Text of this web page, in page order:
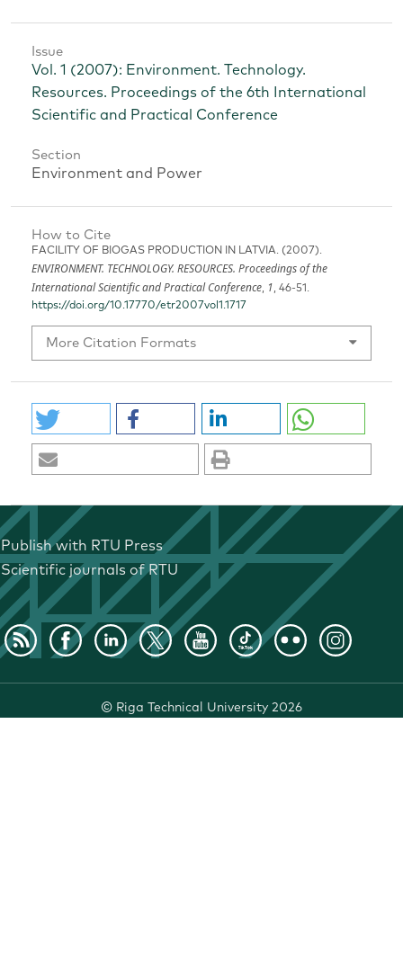
Issue
Vol. 1 (2007): Environment. Technology.
Resources. Proceedings of the 6th International
Scientific and Practical Conference
Section
Environment and Power
How to Cite
FACILITY OF BIOGAS PRODUCTION IN LATVIA. (2007).
ENVIRONMENT. TECHNOLOGY. RESOURCES. Proceedings of the
International Scientific and Practical Conference, 1, 46-51.
https://doi.org/10.17770/etr2007vol1.1717
More Citation Formats
Publish with RTU Press
Scientific journals of RTU
© Riga Technical University 2026